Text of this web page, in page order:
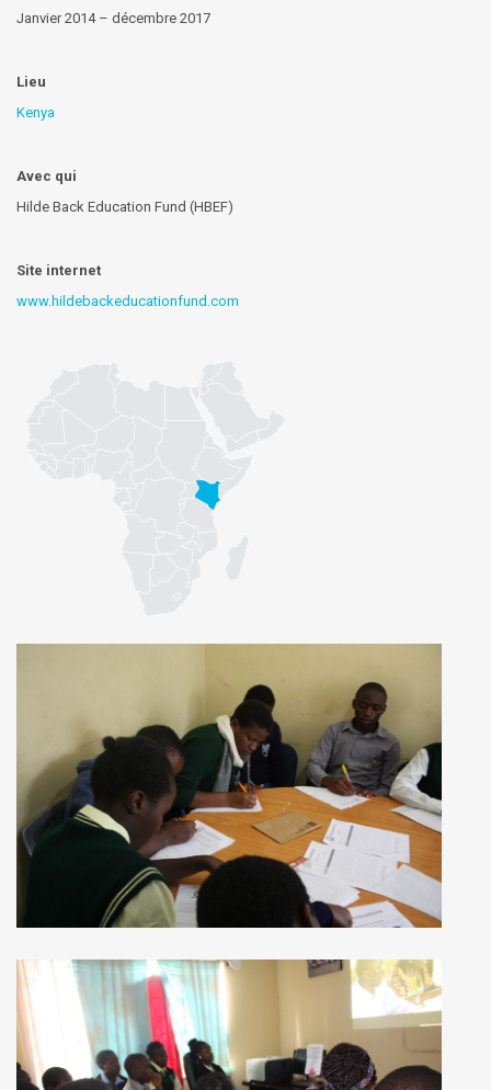
Janvier 2014 – décembre 2017
Lieu
Kenya
Avec qui
Hilde Back Education Fund (HBEF)
Site internet
www.hildebackeducationfund.com